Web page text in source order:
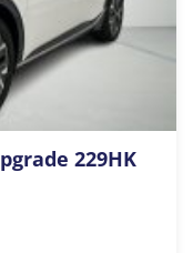
229HK